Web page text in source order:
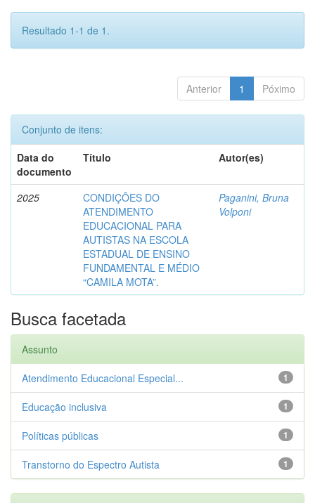
Resultado 1-1 de 1.
Anterior 1 Póximo
Conjunto de itens:
Data do
documento
Título Autor(es)
2025
CONDIÇÕES DO
ATENDIMENTO
EDUCACIONAL PARA
AUTISTAS NA ESCOLA
ESTADUAL DE ENSINO
FUNDAMENTAL E MÉDIO
“CAMILA MOTA”.
Paganini, Bruna
Volponi
Busca facetada
Assunto
1
Atendimento Educacional Especial...
1
Educação inclusiva
1
Políticas públicas
1
Transtorno do Espectro Autista